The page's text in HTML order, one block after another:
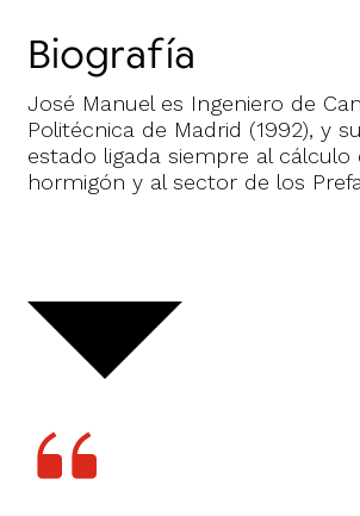
Biografía
José Manuel es Ingeniero de
Politécnica de Madrid (1992), y
estado ligada siempre al
hormigón y al sector de los